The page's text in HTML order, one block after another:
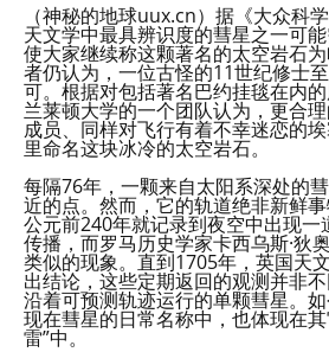
（神秘的地球uux.cn）据《大众科
天文学中最具辨识度的彗星之一可
使大家继续称这颗著名的太空岩石
者仍认为，一位古怪的11世纪修士
可。根据对包括著名巴约挂毯在内
兰莱顿大学的一个团队认为，更合
成员、同样对飞行有着不幸迷恋的
里命名这块冰冷的太空岩石。
每隔76年，一颗来自太阳系深处的
近的点。然而，它的轨道绝非新鲜
公元前240年就记录到夜空中出现一
传播，而罗马历史学家卡西乌斯·狄
类似的现象。直到1705年，英国天
出结论，这些定期返回的观测并非
沿着可预测轨迹运行的单颗彗星。
现在彗星的日常名称中，也体现在
雷”中。